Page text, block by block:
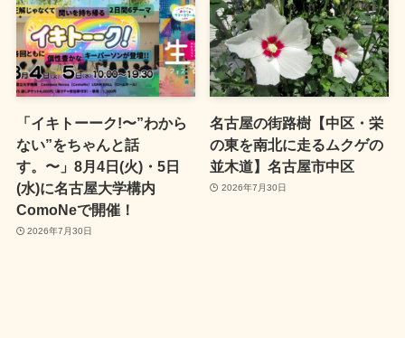
「イキトーーク!〜”わから
ない”をちゃんと話
す。〜」8月4日(火)・5日
(水)に名古屋大学構内
ComoNeで開催！
2026年7月30日
名古屋の街路樹【中区・栄
の東を南北に走るムクゲの
並木道】名古屋市中区
2026年7月30日